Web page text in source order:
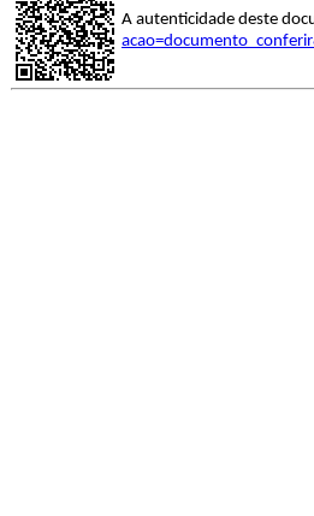
A autenticidade deste